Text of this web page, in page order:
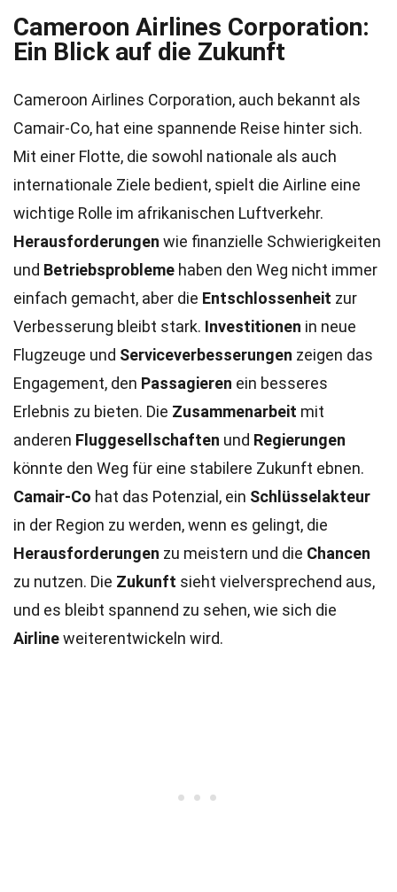
Cameroon Airlines Corporation:
Ein Blick auf die Zukunft
Cameroon Airlines Corporation, auch bekannt als
Camair-Co, hat eine spannende Reise hinter sich.
Mit einer Flotte, die sowohl nationale als auch
internationale Ziele bedient, spielt die Airline eine
wichtige Rolle im afrikanischen Luftverkehr.
Herausforderungen wie finanzielle Schwierigkeiten
und Betriebsprobleme haben den Weg nicht immer
einfach gemacht, aber die Entschlossenheit zur
Verbesserung bleibt stark. Investitionen in neue
Flugzeuge und Serviceverbesserungen zeigen das
Engagement, den Passagieren ein besseres
Erlebnis zu bieten. Die Zusammenarbeit mit
anderen Fluggesellschaften und Regierungen
könnte den Weg für eine stabilere Zukunft ebnen.
Camair-Co hat das Potenzial, ein Schlüsselakteur
in der Region zu werden, wenn es gelingt, die
Herausforderungen zu meistern und die Chancen
zu nutzen. Die Zukunft sieht vielversprechend aus,
und es bleibt spannend zu sehen, wie sich die
Airlineweiterentwickeln wird.